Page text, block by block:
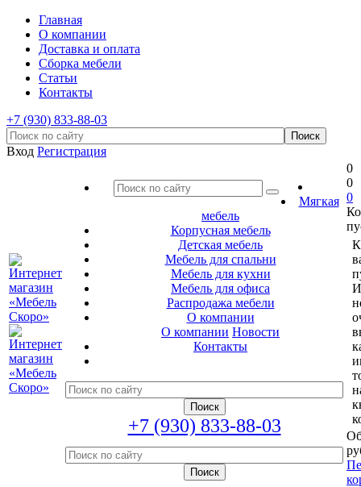
Главная
О компании
Доставка и оплата
Сборка мебели
Статьи
Контакты
+7 (930) 833-88-03
Вход Регистрация
Мягкая
мебель
Корпусная мебель
Детская мебель
Мебель для спальни
Мебель для кухни
Мебель для офиса
Распродажа мебели
О компании
О компании Новости
Контакты
+7 (930) 833-88-03
0
0
0